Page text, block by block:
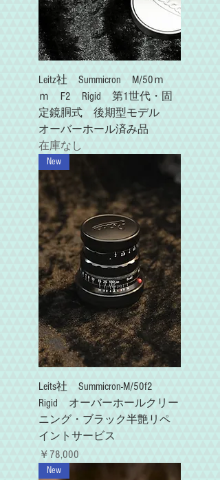
Leitz社 Summicron M/50ｍ
ｍ F2 Rigid 第1世代・固
定鏡胴式 後期型モデル
オーバーホール済み品
在庫なし
New
Leits社 Summicron-M/50f2
Rigid オーバーホールクリー
ニング・ブラック半艶リペ
イントサービス
価格
￥78,000
New